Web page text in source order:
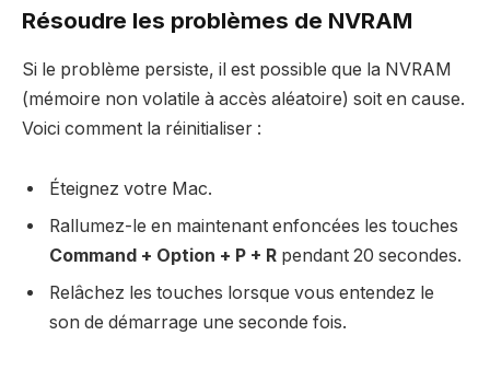
Résoudre les problèmes de NVRAM
Si le problème persiste, il est possible que la NVRAM
(mémoire non volatile à accès aléatoire) soit en cause.
Voici comment la réinitialiser :
Éteignez votre Mac.
Rallumez-le en maintenant enfoncées les touches
Command + Option + P + R pendant 20 secondes.
Relâchez les touches lorsque vous entendez le
son de démarrage une seconde fois.